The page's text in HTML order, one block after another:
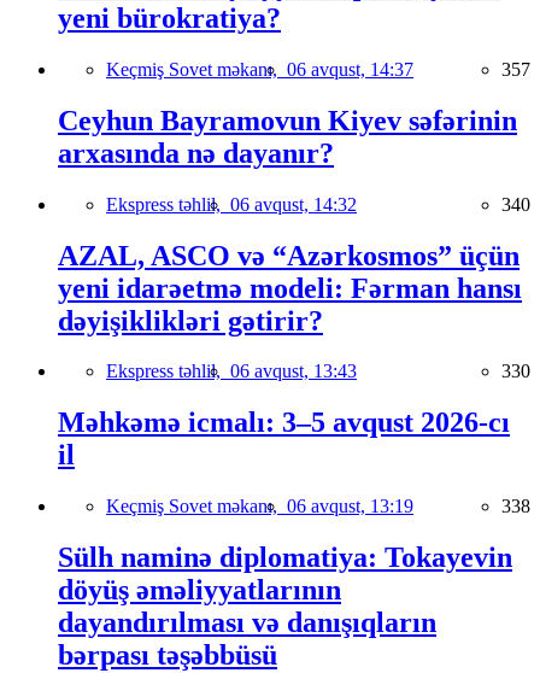
yeni bürokratiya?
Keçmiş Sovet məkanı, 06 avqust, 14:37 357
Ceyhun Bayramovun Kiyev səfərinin
arxasında nə dayanır?
Ekspress təhlil, 06 avqust, 14:32 340
AZAL, ASCO və “Azərkosmos” üçün
yeni idarəetmə modeli: Fərman hansı
dəyişiklikləri gətirir?
Ekspress təhlil, 06 avqust, 13:43 330
Məhkəmə icmalı: 3–5 avqust 2026-cı
il
Keçmiş Sovet məkanı, 06 avqust, 13:19 338
Sülh naminə diplomatiya: Tokayevin
döyüş əməliyyatlarının
dayandırılması və danışıqların
bərpası təşəbbüsü